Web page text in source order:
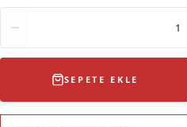
1
SEPETE EKLE